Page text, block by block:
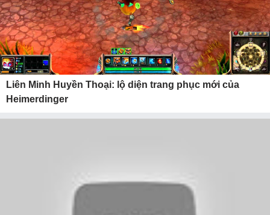
Liên Minh Huyền Thoại: lộ diện trang phục mới của
Heimerdinger